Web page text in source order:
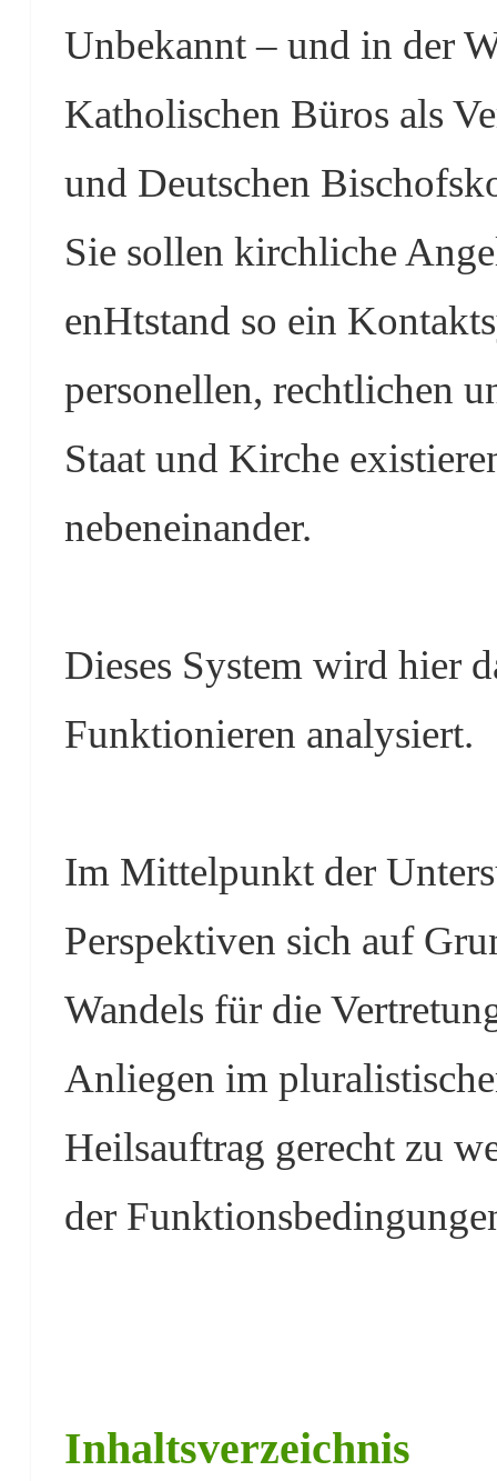
Unbekannt – und in der
Katholischen Büros als
und Deutschen
Sie sollen kirchliche
enHtstand so ein
personellen, rechtlichen
Staat und Kirche
nebeneinander.
Dieses System wird hier
Funktionieren analysiert.
Im Mittelpunkt der
Perspektiven sich auf
Wandels für die
Anliegen im
Heilsauftrag gerecht zu
der
Inhaltsverzeichnis